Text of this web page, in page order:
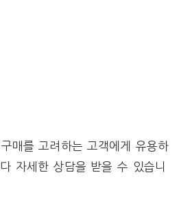
매를 고려하는 고객에게 유용하
자세한 상담을 받을 수 있습니